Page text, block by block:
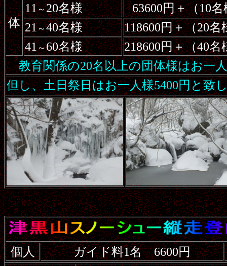
体
11～20名様
63600円＋（10
21～40名様
118600円＋（20
41～60名様
218600円＋（40
教育関係の20名以上の団体様はお一
但し、土日祭日はお一人様5400円と致
個人
ガイド料1名 6600円